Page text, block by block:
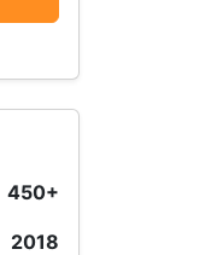
450+
2018